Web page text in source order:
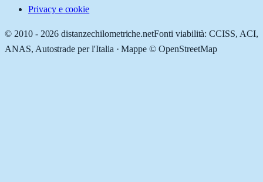
Privacy e cookie
© 2010 - 2026 distanzechilometriche.netFonti viabilità: CCISS, ACI,
ANAS, Autostrade per l'Italia · Mappe © OpenStreetMap